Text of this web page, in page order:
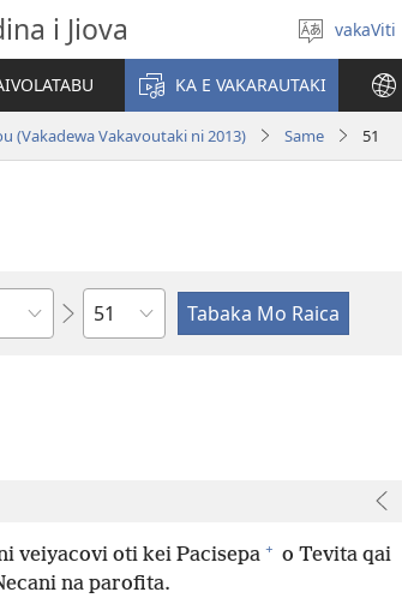
i Jiova
Digia
na
Vosa
vakaViti
KA E VAKARAUTAKI
(Vakadewa Vakavoutaki ni 2013) Same 51
Wase
veiyacovi oti kei Pacisepa + o Tevita qai
na parofita.